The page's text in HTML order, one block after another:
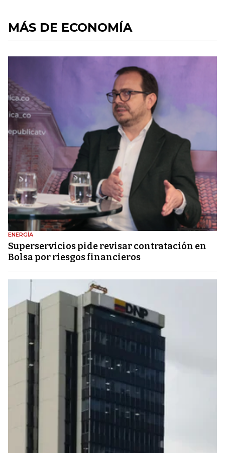
MÁS DE ECONOMÍA
ENERGÍA
Superservicios pide revisar contratación en
Bolsa por riesgos financieros